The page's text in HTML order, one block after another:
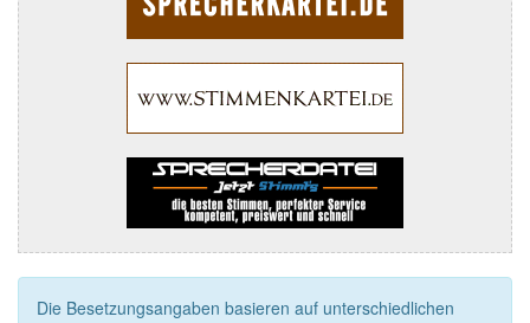
Die Besetzungsangaben basieren auf unterschiedlichen